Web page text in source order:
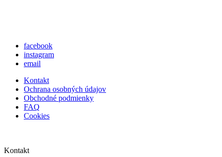
facebook
instagram
email
Kontakt
Ochrana osobných údajov
Obchodné podmienky
FAQ
Cookies
Kontakt